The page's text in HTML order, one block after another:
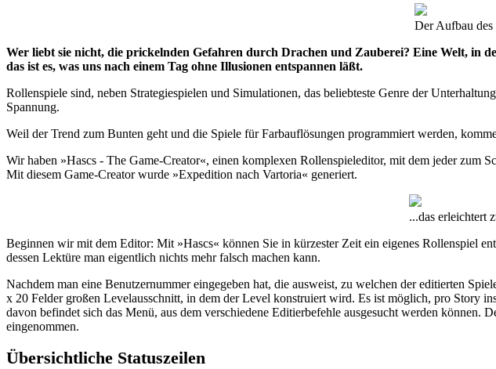
Der Aufbau des
Wer liebt sie nicht, die prickelnden Gefahren durch Drachen und Zauberei? Eine Welt, in
das ist es, was uns nach einem Tag ohne Illusionen entspannen läßt.
Rollenspiele sind, neben Strategiespielen und Simulationen, das beliebteste Genre der
Spannung.
Weil der Trend zum Bunten geht und die Spiele für Farbauflösungen programmiert werden,
Wir haben »Hascs - The Game-Creator«, einen komplexen Rollenspieleditor, mit dem jeder zum
Mit diesem Game-Creator wurde »Expedition nach Vartoria« generiert.
...das erleichtert
Beginnen wir mit dem Editor: Mit »Hascs« können Sie in kürzester Zeit ein eigenes Rollenspiel
dessen Lektüre man eigentlich nichts mehr falsch machen kann.
Nachdem man eine Benutzernummer eingegeben hat, die ausweist, zu welchen der editierten
x 20 Felder großen Levelausschnitt, in dem der Level konstruiert wird. Es ist möglich, pro Story
davon befindet sich das Menü, aus dem verschiedene Editierbefehle ausgesucht werden
eingenommen.
Übersichtliche Statuszeilen